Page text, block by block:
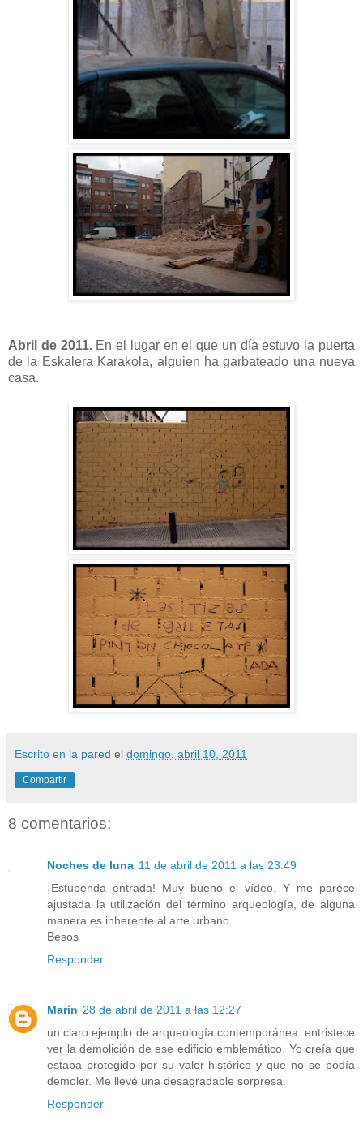
Abril de 2011.En el lugar en el que un día estuvo la puerta
de la Eskalera Karakola, alguien ha garbateado una nueva
casa.
Escrito en la pared el domingo, abril 10, 2011
Compartir
8 comentarios:
Noches de luna 11 de abril de 2011 a las 23:49
¡Estupenda entrada! Muy bueno el vídeo. Y me parece
ajustada la utilización del término arqueología, de alguna
manera es inherente al arte urbano.
Besos
Responder
Marín 28 de abril de 2011 a las 12:27
un claro ejemplo de arqueología contemporánea: entristece
ver la demolición de ese edificio emblemático. Yo creía que
estaba protegido por su valor histórico y que no se podía
demoler. Me llevé una desagradable sorpresa.
Responder